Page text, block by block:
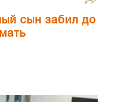
сын забил до